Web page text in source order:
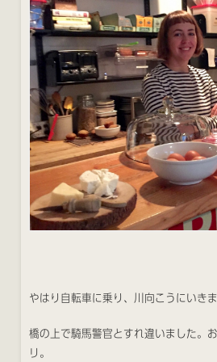
やはり自転車に乗り、川向こうにいきま
橋の上で騎馬警官とすれ違いました。
リ。